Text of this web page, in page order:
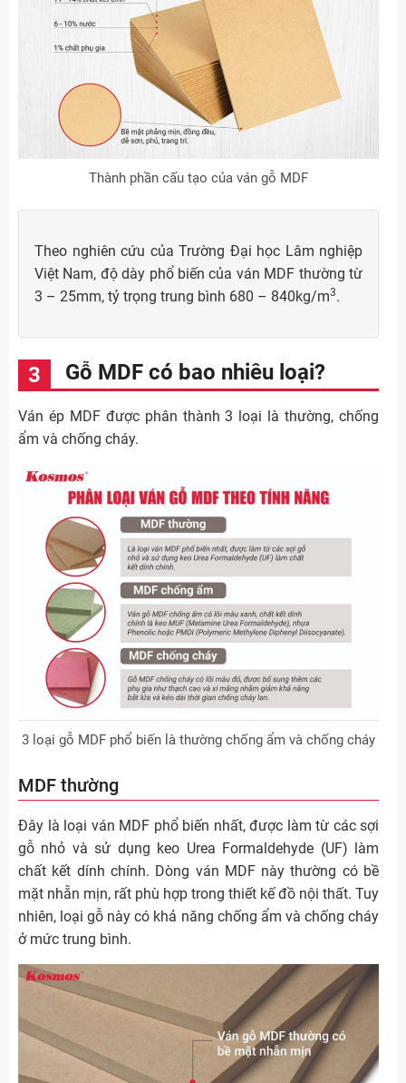
Thành phần cấu tạo của ván gỗ MDF
Theo nghiên cứu của Trường Đại học Lâm nghiệp
Việt Nam, độ dày phổ biến của ván MDF thường từ
3 – 25mm, tỷ trọng trung bình 680 – 840kg/m3.
Gỗ MDF có bao nhiêu loại?
Ván ép MDF được phân thành 3 loại là thường, chống
ẩm và chống cháy.
3 loại gỗ MDF phổ biến là thường chống ẩm và chống cháy
MDF thường
Đây là loại ván MDF phổ biến nhất, được làm từ các sợi
gỗ nhỏ và sử dụng keo Urea Formaldehyde (UF) làm
chất kết dính chính. Dòng ván MDF này thường có bề
mặt nhẵn mịn, rất phù hợp trong thiết kế đồ nội thất. Tuy
nhiên, loại gỗ này có khả năng chống ẩm và chống cháy
ở mức trung bình.